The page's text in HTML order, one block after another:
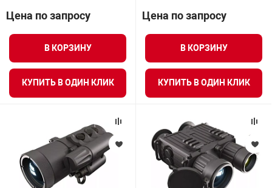
Цена по запросу
В КОРЗИНУ
КУПИТЬ В ОДИН КЛИК
Цена по запросу
В КОРЗИНУ
КУПИТЬ В ОДИН КЛИК